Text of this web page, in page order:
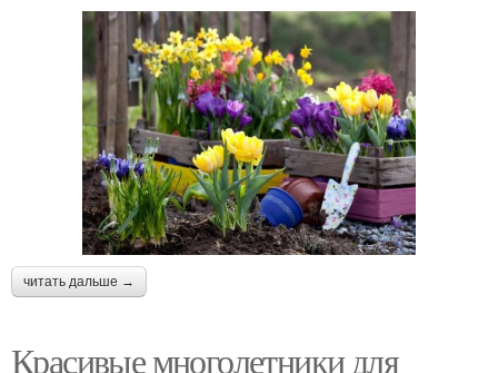
читать дальше →
Красивые многолетники для